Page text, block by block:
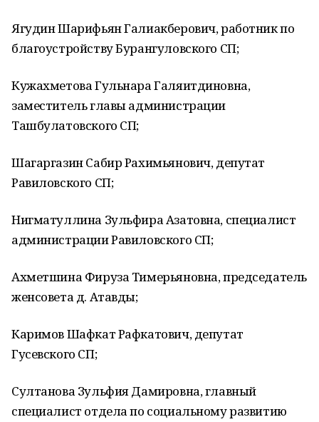
Ягудин Шарифьян Галиакберович, работник по
благоустройству Бурангуловского СП;
Кужахметова Гульнара Галяитдиновна,
заместитель главы администрации
Ташбулатовского СП;
Шагаргазин Сабир Рахимьянович, депутат
Равиловского СП;
Нигматуллина Зульфира Азатовна, специалист
администрации Равиловского СП;
Ахметшина Фируза Тимерьяновна, председатель
женсовета д. Атавды;
Каримов Шафкат Рафкатович, депутат
Гусевского СП;
Султанова Зульфия Дамировна, главный
специалист отдела по социальному развитию